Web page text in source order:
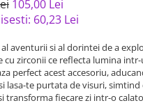
105,00 Lei
60,23 Lei
aventurii si al dorintei de a
cu zirconii ce reflecta lumina
perfect acest accesoriu,
lasa-te purtata de visuri,
transforma fiecare zi intr-o